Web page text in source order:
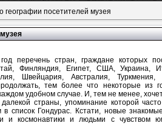
географии посетителей музея
перечень стран, граждане которых
Финляндия, Египет, США, Украина,
Швейцария, Австралия,
тем более что некоторые из
удобном случае. И, тем не менее,
далекой страны, упоминание которой
в список Гондурас. Кстати, новые
и космонавтики и людьми с чувством